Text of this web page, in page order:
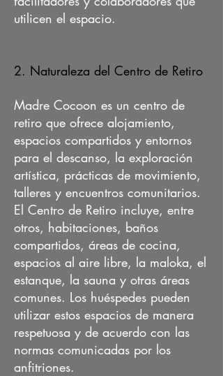
utilicen el espacio.
2. Naturaleza del Centro de Retiro
Madre Cocoon es un centro de
retiro que ofrece alojamiento,
espacios compartidos y entornos
para el descanso, la exploración
artística, prácticas de movimiento,
talleres y encuentros comunitarios.
El Centro de Retiro incluye, entre
otros, habitaciones, baños
compartidos, áreas de cocina,
espacios al aire libre, la maloka, el
estanque, la sauna y otras áreas
comunes. Los huéspedes pueden
utilizar estos espacios de manera
respetuosa y de acuerdo con las
normas comunicadas por los
anfitriones.